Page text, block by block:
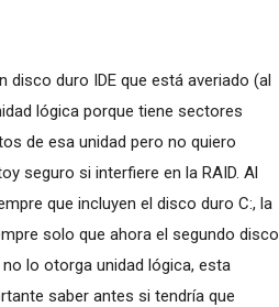
duro IDE que está averiado (al
lógica porque tiene sectores
de esa unidad pero no quiero
seguro si interfiere en la RAID. Al
que incluyen el disco duro C:, la
solo que ahora el segundo disco
lo otorga unidad lógica, esta
saber antes si tendría que